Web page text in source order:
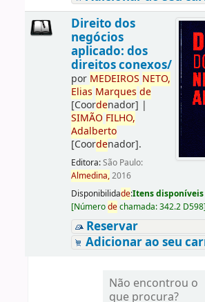
Direito dos
negócios
aplicado: dos
direitos conexos/
por MEDEIROS NETO,
Elias Marques de
[Coordenador] |
SIMÃO FILHO,
Adalberto
[Coordenador].
Editora:São Paulo:
Almedina,2016
Disponibilidade:Itens
[Númerodechamada:342.2 D598]
Reservar
Adicionar ao seu
Não encontrou o
que procura?